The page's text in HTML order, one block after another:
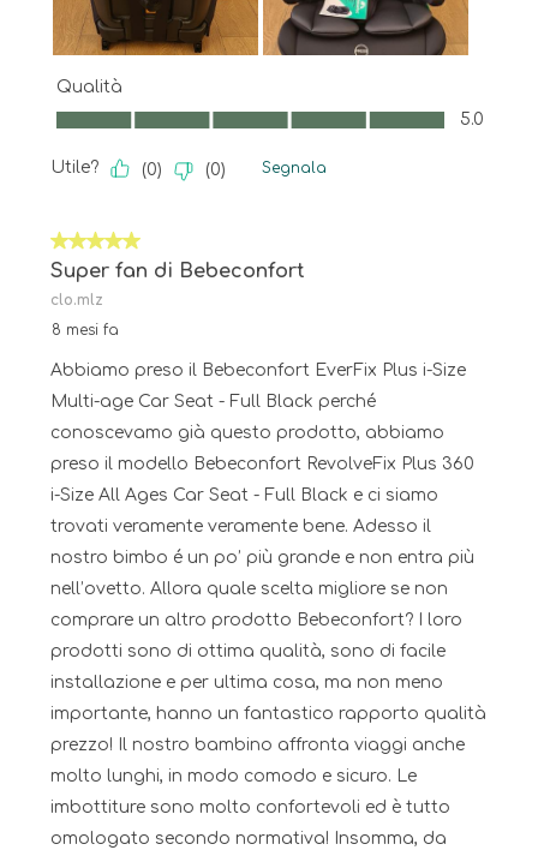
Qualità
Qualità, 5.0 su 5
5.0
Utile? (0) (0) Segnala
5 su 5 stelle.
Super fan di Bebeconfort
clo.mlz
8 mesi fa
Abbiamo preso il Bebeconfort EverFix Plus i-Size
Multi-age Car Seat - Full Black perché
conoscevamo già questo prodotto, abbiamo
preso il modello Bebeconfort RevolveFix Plus 360
i-Size All Ages Car Seat - Full Black e ci siamo
trovati veramente veramente bene. Adesso il
nostro bimbo é un po’ più grande e non entra più
nell’ovetto. Allora quale scelta migliore se non
comprare un altro prodotto Bebeconfort? I loro
prodotti sono di ottima qualità, sono di facile
installazione e per ultima cosa, ma non meno
importante, hanno un fantastico rapporto qualità
prezzo! Il nostro bambino affronta viaggi anche
molto lunghi, in modo comodo e sicuro. Le
imbottiture sono molto confortevoli ed è tutto
omologato secondo normativa! Insomma, da